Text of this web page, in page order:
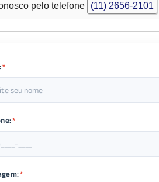
pelo telefone
(11) 2656-2101
*
*
*